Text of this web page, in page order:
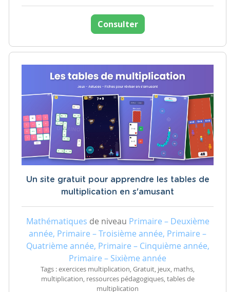
Consulter
Un site gratuit pour apprendre les tables de
multiplication en s'amusant
Mathématiques de niveau Primaire – Deuxième
année, Primaire – Troisième année, Primaire –
Quatrième année, Primaire – Cinquième année,
Primaire – Sixième année
Tags : exercices multiplication, Gratuit, jeux, maths,
multiplication, ressources pédagogiques, tables de
multiplication